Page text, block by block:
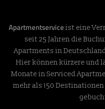
Apartmentservice ist eine
seit 25 Jahren die
Apartments in
Hier können kürzere und
Monate in Serviced
mehr als 150